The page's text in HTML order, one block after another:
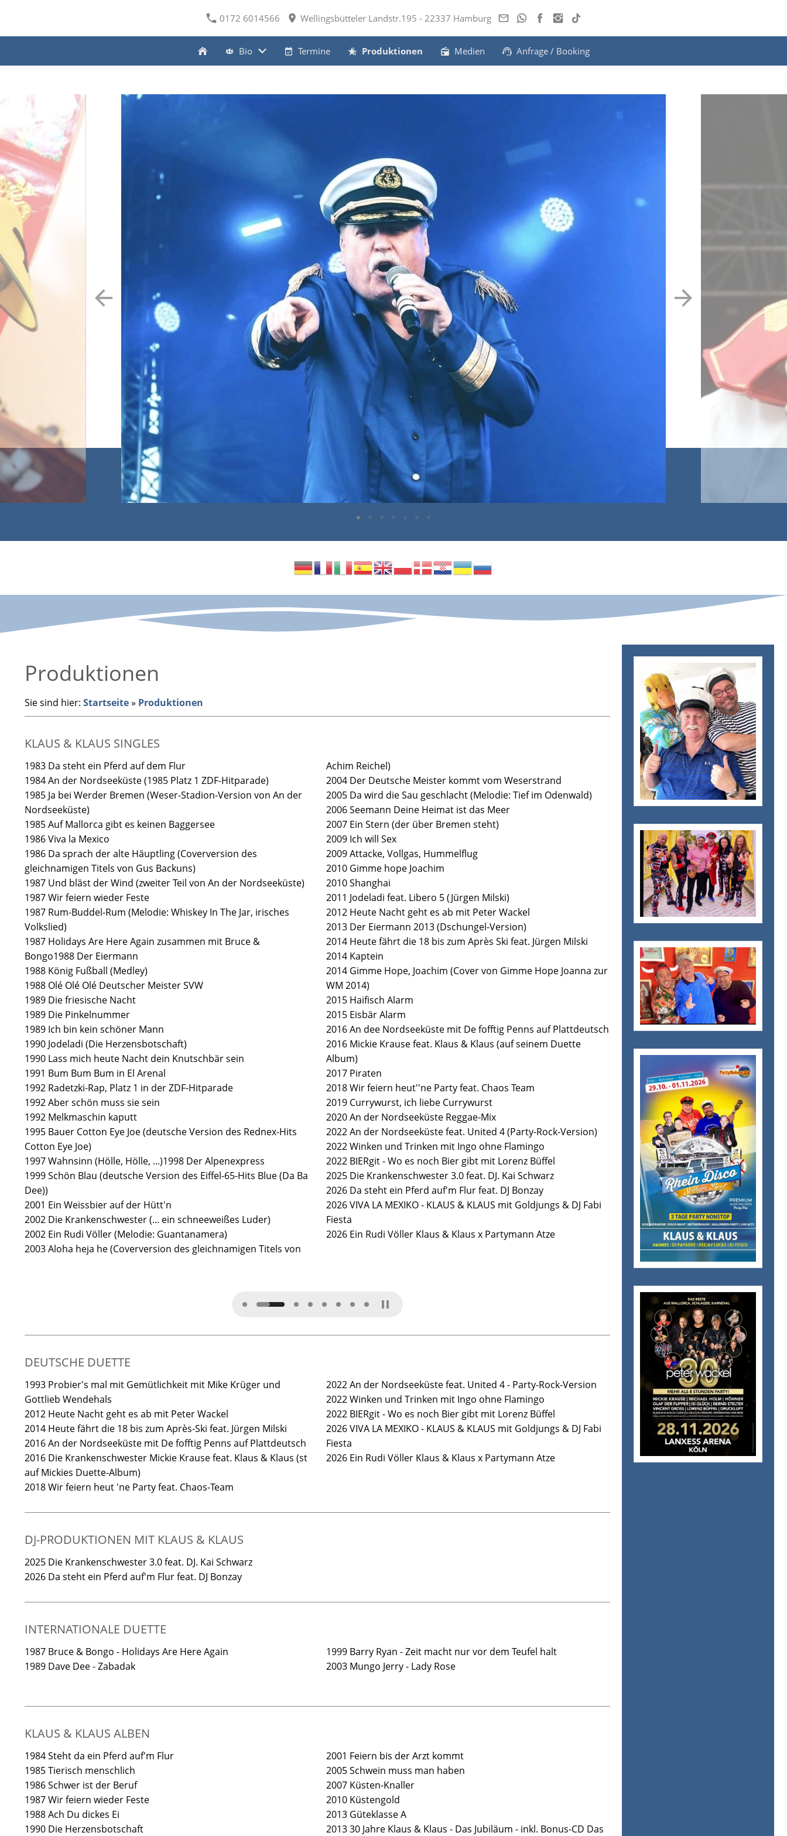
0172 6014566 Wellingsbütteler Landstr.195 - 22337 Hamburg
Bio Termine Produktionen Medien Anfrage / Booking
Produktionen
Sie sind hier: Startseite» Produktionen
KLAUS & KLAUS SINGLES
1983 Da steht ein Pferd auf dem Flur
1984 An der Nordseeküste (1985 Platz 1 ZDF-Hitparade)
1985 Ja bei Werder Bremen (Weser-Stadion-Version von An der
Nordseeküste)
1985 Auf Mallorca gibt es keinen Baggersee
1986 Viva la Mexico
1986 Da sprach der alte Häuptling (Coverversion des
gleichnamigen Titels von Gus Backuns)
1987 Und bläst der Wind (zweiter Teil von An der Nordseeküste)
1987 Wir feiern wieder Feste
1987 Rum-Buddel-Rum (Melodie: Whiskey In The Jar, irisches
Volkslied)
1987 Holidays Are Here Again zusammen mit Bruce &
Bongo 1988 Der Eiermann
1988 König Fußball (Medley)
1988 Olé Olé Olé Deutscher Meister SVW
1989 Die friesische Nacht
1989 Die Pinkelnummer
1989 Ich bin kein schöner Mann
1990 Jodeladi (Die Herzensbotschaft)
1990 Lass mich heute Nacht dein Knutschbär sein
1991 Bum Bum Bum in El Arenal
1992 Radetzki-Rap, Platz 1 in der ZDF-Hitparade
1992 Aber schön muss sie sein
1992 Melkmaschin kaputt
1995 Bauer Cotton Eye Joe (deutsche Version des Rednex-Hits
Cotton Eye Joe)
1997 Wahnsinn (Hölle, Hölle, ...) 1998 Der Alpenexpress
1999 Schön Blau (deutsche Version des Eiffel-65-Hits Blue (Da Ba
Dee))
2001 Ein Weissbier auf der Hütt'n
2002 Die Krankenschwester (... ein schneeweißes Luder)
2002 Ein Rudi Völler (Melodie: Guantanamera)
2003 Aloha heja he (Coverversion des gleichnamigen Titels von
Achim Reichel)
2004 Der Deutsche Meister kommt vom Weserstrand
2005 Da wird die Sau geschlacht (Melodie: Tief im Odenwald)
2006 Seemann Deine Heimat ist das Meer
2007 Ein Stern (der über Bremen steht)
2009 Ich will Sex
2009 Attacke, Vollgas, Hummelflug
2010 Gimme hope Joachim
2010 Shanghai
2011 Jodeladi feat. Libero 5 (Jürgen Milski)
2012 Heute Nacht geht es ab mit Peter Wackel
2013 Der Eiermann 2013 (Dschungel-Version)
2014 Heute fährt die 18 bis zum Après Ski feat. Jürgen Milski
2014 Kaptein
2014 Gimme Hope, Joachim (Cover von Gimme Hope Joanna zur
WM 2014)
2015 Haifisch Alarm
2015 Eisbär Alarm
2016 An dee Nordseeküste mit De fofftig Penns auf Plattdeutsch
2016 Mickie Krause feat. Klaus & Klaus (auf seinem Duette
Album)
2017 Piraten
2018 Wir feiern heut''ne Party feat. Chaos Team
2019 Currywurst, ich liebe Currywurst
2020 An der Nordseeküste Reggae-Mix
2022 An der Nordseeküste feat. United 4 (Party-Rock-Version)
2022 Winken und Trinken mit Ingo ohne Flamingo
2022 BIERgit - Wo es noch Bier gibt mit Lorenz Büffel
2025 Die Krankenschwester 3.0 feat. DJ. Kai Schwarz
2026 Da steht ein Pferd auf'm Flur feat. DJ Bonzay
2026 VIVA LA MEXIKO - KLAUS & KLAUS mit Goldjungs & DJ Fabi
Fiesta
2026 Ein Rudi Völler Klaus & Klaus x Partymann Atze
DEUTSCHE DUETTE
1993 Probier's mal mit Gemütlichkeit mit Mike Krüger und
Gottlieb Wendehals
2012 Heute Nacht geht es ab mit Peter Wackel
2014 Heute fährt die 18 bis zum Après-Ski feat. Jürgen Milski
2016 An der Nordseeküste mit De fofftig Penns auf Plattdeutsch
2016 Die Krankenschwester Mickie Krause feat. Klaus & Klaus (st
auf Mickies Duette-Album)
2018 Wir feiern heut 'ne Party feat. Chaos-Team
2022 An der Nordseeküste feat. United 4 - Party-Rock-Version
2022 Winken und Trinken mit Ingo ohne Flamingo
2022 BIERgit - Wo es noch Bier gibt mit Lorenz Büffel
2026 VIVA LA MEXIKO - KLAUS & KLAUS mit Goldjungs & DJ Fabi
Fiesta
2026 Ein Rudi Völler Klaus & Klaus x Partymann Atze
DJ-PRODUKTIONEN MIT KLAUS & KLAUS
2025 Die Krankenschwester 3.0 feat. DJ. Kai Schwarz
2026 Da steht ein Pferd auf'm Flur feat. DJ Bonzay
INTERNATIONALE DUETTE
1987 Bruce & Bongo - Holidays Are Here Again
1989 Dave Dee - Zabadak
1999 Barry Ryan - Zeit macht nur vor dem Teufel halt
2003 Mungo Jerry - Lady Rose
KLAUS & KLAUS ALBEN
1984 Steht da ein Pferd auf'm Flur
1985 Tierisch menschlich
1986 Schwer ist der Beruf
1987 Wir feiern wieder Feste
1988 Ach Du dickes Ei
1990 Die Herzensbotschaft
2001 Feiern bis der Arzt kommt
2005 Schwein muss man haben
2007 Küsten-Knaller
2010 Küstengold
2013 Güteklasse A
2013 30 Jahre Klaus & Klaus - Das Jubiläum - inkl. Bonus-CD Das